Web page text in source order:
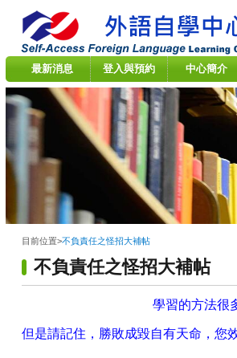
最新消息 登入與預約 中心簡介
目前位置>不負責任之怪招大補帖
不負責任之怪招大補帖
學習的方法很
但是請記住，勝敗成毀自有天命，您